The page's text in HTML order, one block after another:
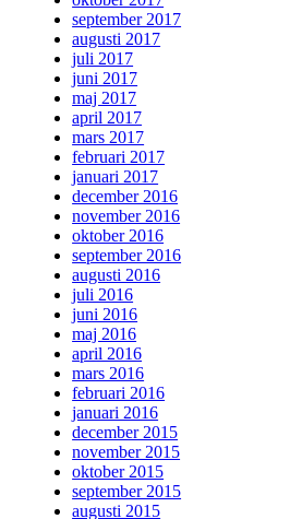
september 2017
augusti 2017
juli 2017
juni 2017
maj 2017
april 2017
mars 2017
februari 2017
januari 2017
december 2016
november 2016
oktober 2016
september 2016
augusti 2016
juli 2016
juni 2016
maj 2016
april 2016
mars 2016
februari 2016
januari 2016
december 2015
november 2015
oktober 2015
september 2015
augusti 2015